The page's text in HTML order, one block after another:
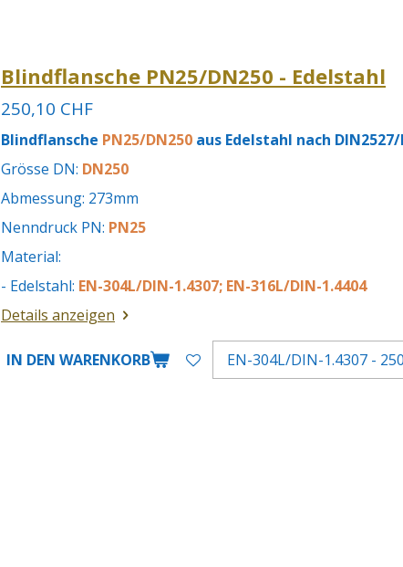
Blindflansche PN25/DN250 - Edelstahl
250,10 CHF
Blindflansche PN25/DN250 aus Edelstahl nach DIN2527/
Grösse DN: DN250
Abmessung: 273mm
Nenndruck PN: PN25
Material:
- Edelstahl: EN-304L/DIN-1.4307; EN-316L/DIN-1.4404
Details anzeigen
IN DEN WARENKORB